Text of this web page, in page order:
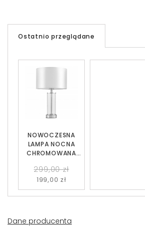
Ostatnio przeglądane
NOWOCZESNA
LAMPA NOCNA
CHROMOWANA
299,00 zł
199,00 zł
Dane producenta